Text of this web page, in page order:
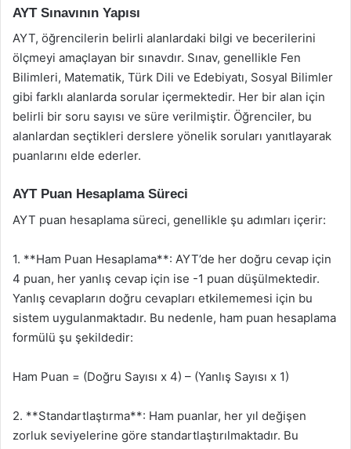
AYT Sınavının Yapısı
AYT, öğrencilerin belirli alanlardaki bilgi ve becerilerini
ölçmeyi amaçlayan bir sınavdır. Sınav, genellikle Fen
Bilimleri, Matematik, Türk Dili ve Edebiyatı, Sosyal Bilimler
gibi farklı alanlarda sorular içermektedir. Her bir alan için
belirli bir soru sayısı ve süre verilmiştir. Öğrenciler, bu
alanlardan seçtikleri derslere yönelik soruları yanıtlayarak
puanlarını elde ederler.
AYT Puan Hesaplama Süreci
AYT puan hesaplama süreci, genellikle şu adımları içerir:
1. **Ham Puan Hesaplama**: AYT’de her doğru cevap için
4 puan, her yanlış cevap için ise -1 puan düşülmektedir.
Yanlış cevapların doğru cevapları etkilememesi için bu
sistem uygulanmaktadır. Bu nedenle, ham puan hesaplama
formülü şu şekildedir:
Ham Puan = (Doğru Sayısı x 4) – (Yanlış Sayısı x 1)
2. **Standartlaştırma**: Ham puanlar, her yıl değişen
zorluk seviyelerine göre standartlaştırılmaktadır. Bu